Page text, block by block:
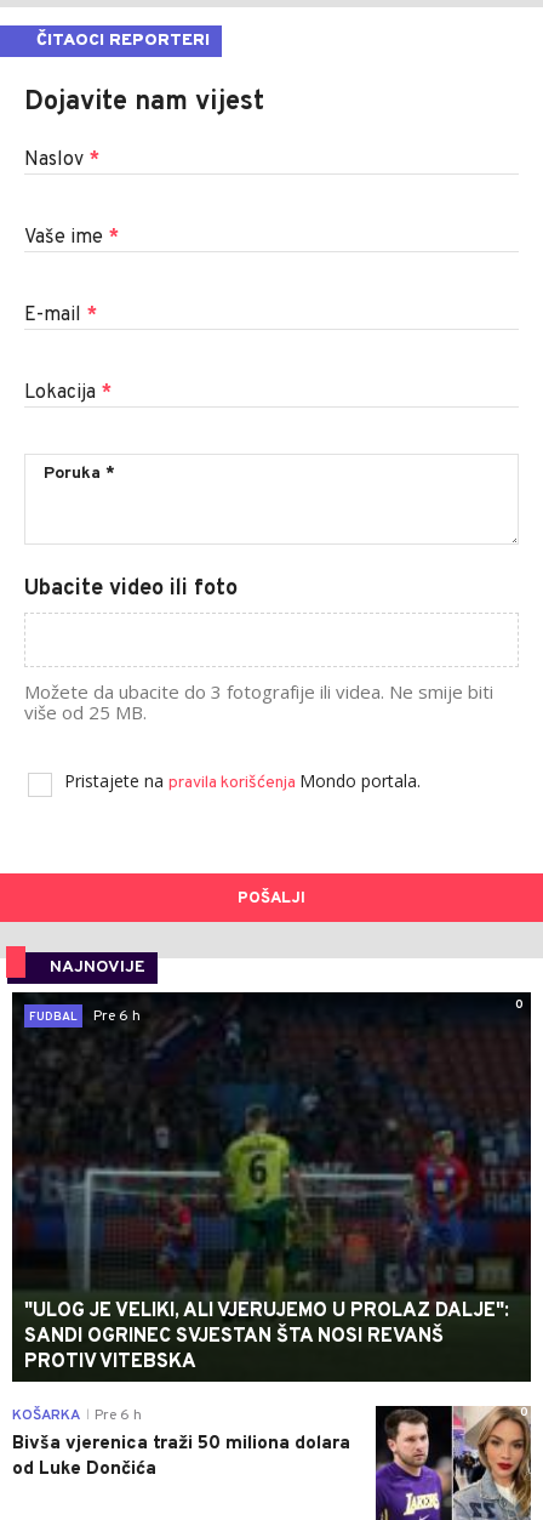
ČITAOCI REPORTERI
Dojavite nam vijest
Naslov *
Vaše ime *
E-mail *
Lokacija *
Ubacite video ili foto
Možete da ubacite do 3 fotografije ili videa. Ne smije biti
više od 25 MB.
Pristajete na pravila korišćenja Mondo portala.
POŠALJI
NAJNOVIJE
0
FUDBAL
Pre 6 h
"ULOG JE VELIKI, ALI VJERUJEMO U PROLAZ DALJE":
SANDI OGRINEC SVJESTAN ŠTA NOSI REVANŠ
PROTIV VITEBSKA
0
KOŠARKA Pre 6 h
Bivša vjerenica traži 50 miliona dolara
od Luke Dončića